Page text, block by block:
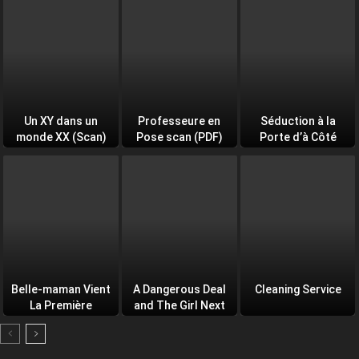
Un XY dans un
monde XX (Scan)
Professeure en
Pose scan (PDF)
Séduction à la
Porte d’à Côté
Belle-maman Vient
La Première
A Dangerous Deal
and The Girl Next
Cleaning Service